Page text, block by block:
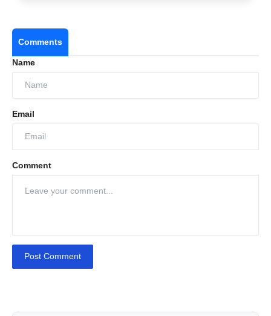
Comments
Name
Email
Comment
Post Comment